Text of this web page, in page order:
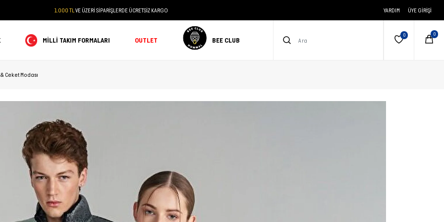
1.000 TL VE ÜZERİ SİPARİŞLERDE ÜCRETSİZ KARGO YARDIM ÜYE GIRIŞI
MILLI TAKIM FORMALARI OUTLET BEE CLUB
Ceket Modası